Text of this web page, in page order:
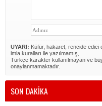
UYARI: Küfür, hakaret, rencide edici
imla kuralları ile yazılmamış,
Türkçe karakter kullanılmayan ve
onaylanmamaktadır.
SON DAKİKA